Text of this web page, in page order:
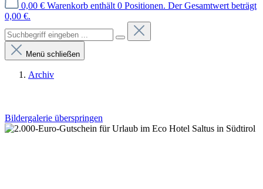
0,00 € Warenkorb enthält 0 Positionen. Der Gesamtwert beträgt
0,00 €.
Menü schließen
Archiv
Bildergalerie überspringen